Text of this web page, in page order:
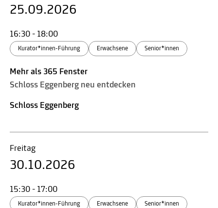
25.09.2026
16:30 - 18:00
Kurator*innen-Führung Erwachsene Senior*innen
Mehr als 365 Fenster
Schloss Eggenberg neu entdecken
Schloss Eggenberg
Freitag
30.10.2026
15:30 - 17:00
Kurator*innen-Führung Erwachsene Senior*innen